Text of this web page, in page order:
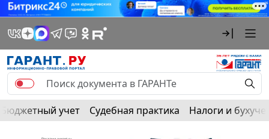
Бюджетный учет Судебная практика Налоги и